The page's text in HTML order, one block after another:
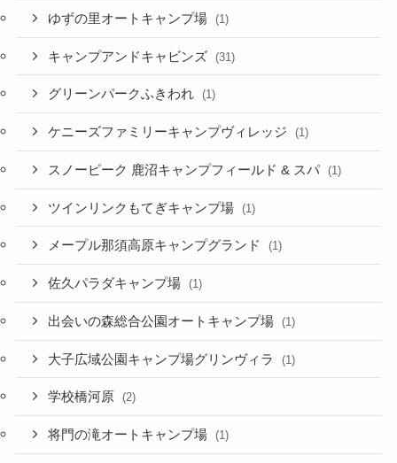
ゆずの里オートキャンプ場 (1)
キャンプアンドキャビンズ (31)
グリーンパークふきわれ (1)
ケニーズファミリーキャンプヴィレッジ (1)
スノーピーク 鹿沼キャンプフィールド & スパ (1)
ツインリンクもてぎキャンプ場 (1)
メープル那須高原キャンプグランド (1)
佐久パラダキャンプ場 (1)
出会いの森総合公園オートキャンプ場 (1)
大子広域公園キャンプ場グリンヴィラ (1)
学校橋河原 (2)
将門の滝オートキャンプ場 (1)